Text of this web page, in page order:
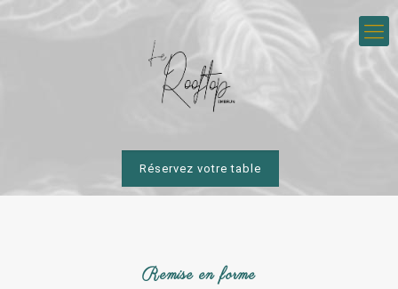
Réservez votre table
Remise en forme